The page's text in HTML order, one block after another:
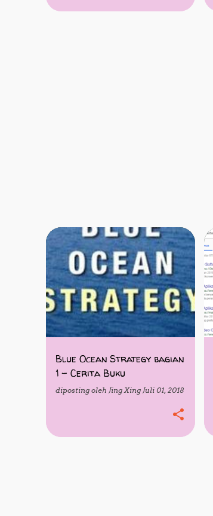
Blue Ocean Strategy bagian
1 - Cerita Buku
diposting oleh Jing Xing Juli 01, 2018
BUKU